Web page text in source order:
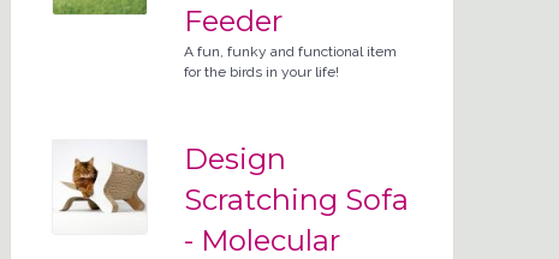
Feeder
A fun, funky and functional item
for the birds in your life!
Design
Scratching Sofa
- Molecular